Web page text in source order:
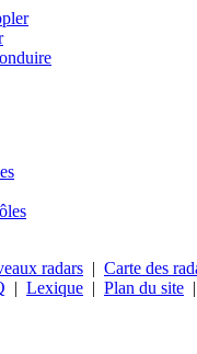
radars | Carte des
| Lexique | Plan du site |